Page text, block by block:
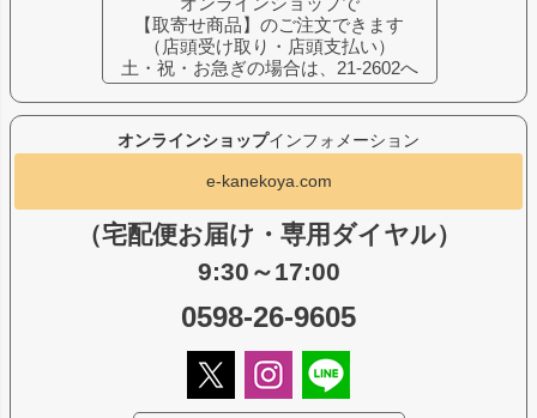
オンラインショップインフォメーション
e-kanekoya.com
（宅配便お届け・専用ダイヤル）
9:30～17:00
0598-26-9605
【取寄せ商品】のご注文できます
（店頭受け取り・店頭支払い）
土・祝・お急ぎの場合は、21-2602へ